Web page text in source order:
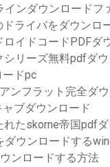
インダウンロードフ
ライバをダウンロ
イドコードPDFダ
シリーズ無料pdfダ
ードpc
ンフラット完全ダ
ブダウンロード
たskorne帝国pdf
ダウンロードする
ンロードする方法